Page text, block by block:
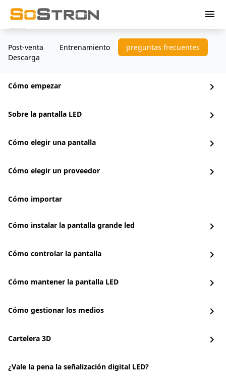
menu
Post-venta Entrenamiento
preguntas frecuentes
Descarga
Cómo empezar chevron_right
Sobre la pantalla LED chevron_right
Cómo elegir una pantalla chevron_right
Cómo elegir un proveedor chevron_right
Cómo importar
Cómo instalar la pantalla grande led chevron_right
Cómo controlar la pantalla chevron_right
Cómo mantener la pantalla LED chevron_right
Cómo gestionar los medios chevron_right
Cartelera 3D chevron_right
¿Vale la pena la señalización digital LED?